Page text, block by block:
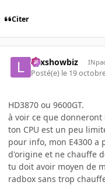
Citer
Lexshowbiz
Posté(e) le 19
HD3870 ou 9600GT.
à voir ce que donneront
ton CPU est un peu
pour info, mon E4300 a
d'origine et ne chauffe
tu doit avoir moyen de
radbox sans trop